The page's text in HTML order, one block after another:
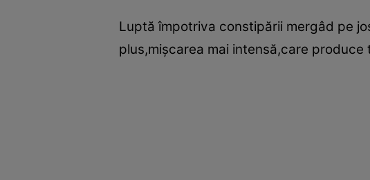
Luptă împotriva constipării mergâd pe
plus,mişcarea mai intensă,care